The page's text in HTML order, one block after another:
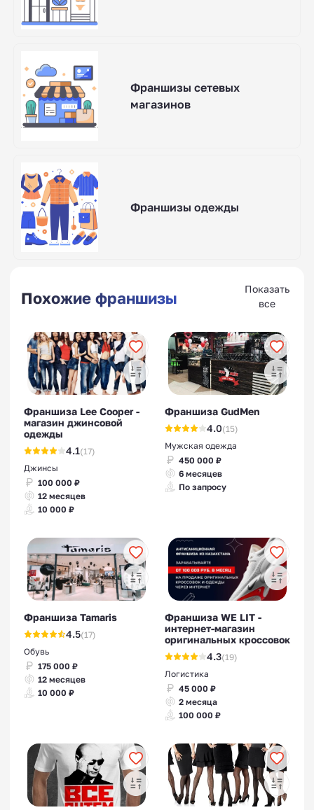
Франшизы сетевых
магазинов
Франшизы одежды
Похожие франшизы
Показать
все
Франшиза Lee Cooper -
магазин джинсовой
одежды
4.1(17)
Джинсы
100 000 ₽
12 месяцев
10 000 ₽
Франшиза GudMen
4.0(15)
Мужская одежда
450 000 ₽
6 месяцев
По запросу
Франшиза Tamaris
4.5(17)
Обувь
175 000 ₽
12 месяцев
10 000 ₽
Франшиза WE LIT -
интернет-магазин
оригинальных кроссовок
4.3(19)
Логистика
45 000 ₽
2 месяца
100 000 ₽